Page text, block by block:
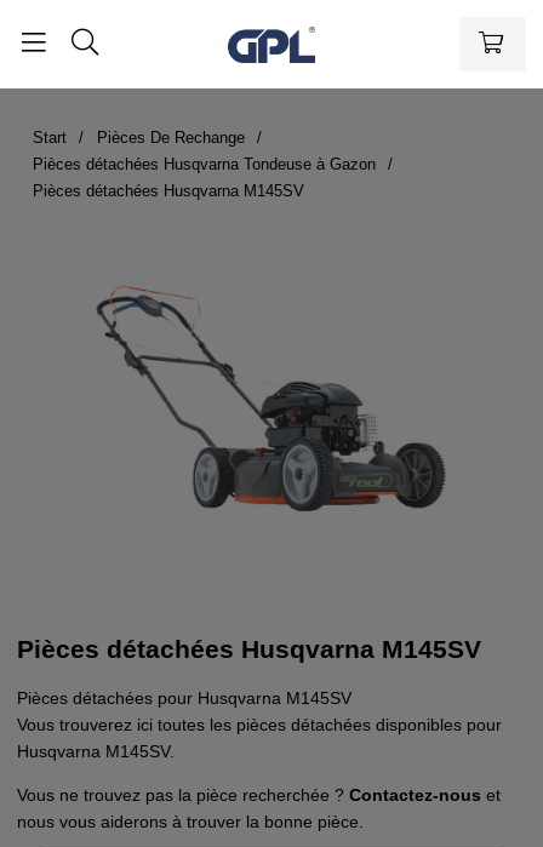
Start
Pièces De Rechange
Pièces détachées Husqvarna Tondeuse à Gazon
Pièces détachées Husqvarna M145SV
Pièces détachées Husqvarna M145SV
Pièces détachées pour Husqvarna M145SV
Vous trouverez ici toutes les pièces détachées disponibles pour
Husqvarna M145SV.
Vous ne trouvez pas la pièce recherchée ? Contactez-nous et
nous vous aiderons à trouver la bonne pièce.